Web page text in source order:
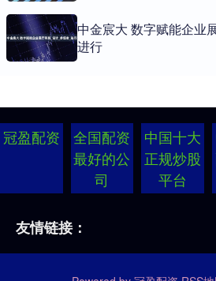
中金宸大 数字赋能企业
进行
冠盈配资
全国配资
最好的公
司
中国十大
正规炒股
平台
友情链接：